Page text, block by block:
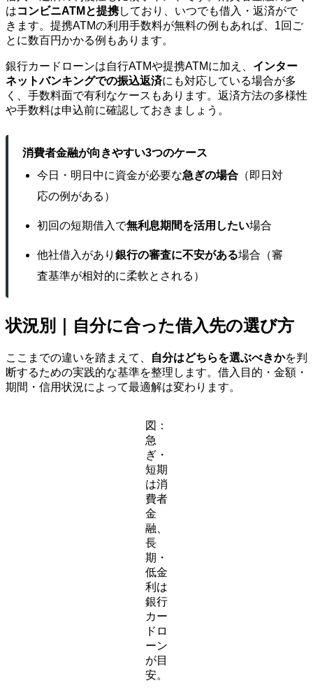
はコンビニATMと提携しており、いつでも借入・返済がで
きます。提携ATMの利用手数料が無料の例もあれば、1回ご
とに数百円かかる例もあります。
銀行カードローンは自行ATMや提携ATMに加え、 インター
ネットバンキングでの振込返済にも対応している場合が多
く、手数料面で有利なケースもあります。返済方法の多様性
や手数料は申込前に確認しておきましょう。
消費者金融が向きやすい3つのケース
今日・明日中に資金が必要な急ぎの場合（即日対
応の例がある）
初回の短期借入で無利息期間を活用したい場合
他社借入があり 銀行の審査に不安がある場合（審
査基準が相対的に柔軟とされる）
状況別｜自分に合った借入先の選び方
ここまでの違いを踏まえて、 自分はどちらを選ぶべきかを判
断するための実践的な基準を整理します。借入目的・金額・
期間・信用状況によって最適解は変わります。
図：
急
ぎ・
短期
は消
費者
金
融、
長
期・
低金
利は
銀行
カー
ドロ
ーン
が目
安。